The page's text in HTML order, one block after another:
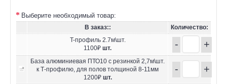
Выберите необходимый товар:
В заказ::
Количество:
T-профиль 2.7м\шт.
1100₽ шт. - +
База алюминиевая ПТО10 с резинкой 2,7м\шт.
к Т-профилю, для полов толщиной 8-11мм
1200₽ шт.
- +